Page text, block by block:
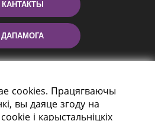
КАНТАКТЫ
ДАПАМОГА
cookies. Працягваючы
вы даяце згоду на
і карыстальніцкіх